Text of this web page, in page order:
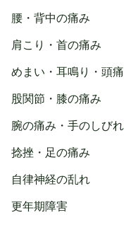
腰・背中の痛み
肩こり・首の痛み
めまい・耳鳴り・頭痛
股関節・膝の痛み
腕の痛み・手のしびれ
捻挫・足の痛み
自律神経の乱れ
更年期障害